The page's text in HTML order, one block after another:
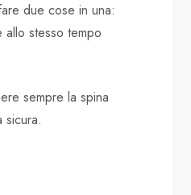
due cose in una:
stesso tempo
sempre la spina
sicura.